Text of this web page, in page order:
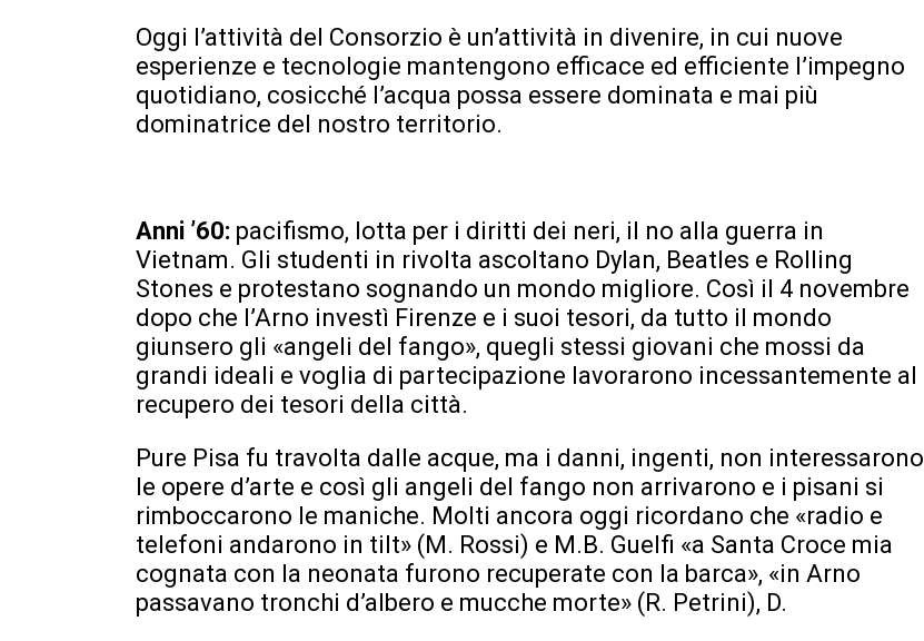
Oggi l’attività del Consorzio è un’attività in divenire, in cui nuove
esperienze e tecnologie mantengono efficace ed efficiente l’impegno
quotidiano, cosicché l’acqua possa essere dominata e mai più
dominatrice del nostro territorio.
Anni ’60: pacifismo, lotta per i diritti dei neri, il no alla guerra in
Vietnam. Gli studenti in rivolta ascoltano Dylan, Beatles e Rolling
Stones e protestano sognando un mondo migliore. Così il 4 novembre
dopo che l’Arno investì Firenze e i suoi tesori, da tutto il mondo
giunsero gli «angeli del fango», quegli stessi giovani che mossi da
grandi ideali e voglia di partecipazione lavorarono incessantemente al
recupero dei tesori della città.
Pure Pisa fu travolta dalle acque, ma i danni, ingenti, non interessarono
le opere d’arte e così gli angeli del fango non arrivarono e i pisani si
rimboccarono le maniche. Molti ancora oggi ricordano che «radio e
telefoni andarono in tilt» (M. Rossi) e M.B. Guelfi «a Santa Croce mia
cognata con la neonata furono recuperate con la barca», «in Arno
passavano tronchi d’albero e mucche morte» (R. Petrini), D.